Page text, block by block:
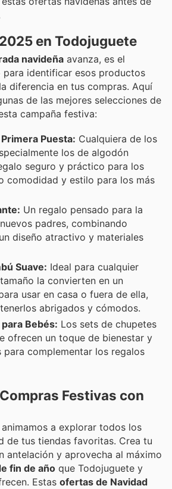
en Todojuguete
navideña avanza, es el
identificar esos productos
diferencia en tus compras. Aquí
de las mejores selecciones de
campaña festiva:
Puesta: Cualquiera de los
los de algodón
seguro y práctico para los
comodidad y estilo para los más
Un regalo pensado para la
padres, combinando
diseño atractivo y materiales
Suave: Ideal para cualquier
la convierten en un
usar en casa o fuera de ella,
abrigados y cómodos.
Bebés: Los sets de chupetes
ofrecen un toque de bienestar y
complementar los regalos
Festivas con
a explorar todos los
de tus tiendas favoritas. Crea tu
antelación y aprovecha al máximo
fin de año que Todojuguete y
Estas ofertas de Navidad